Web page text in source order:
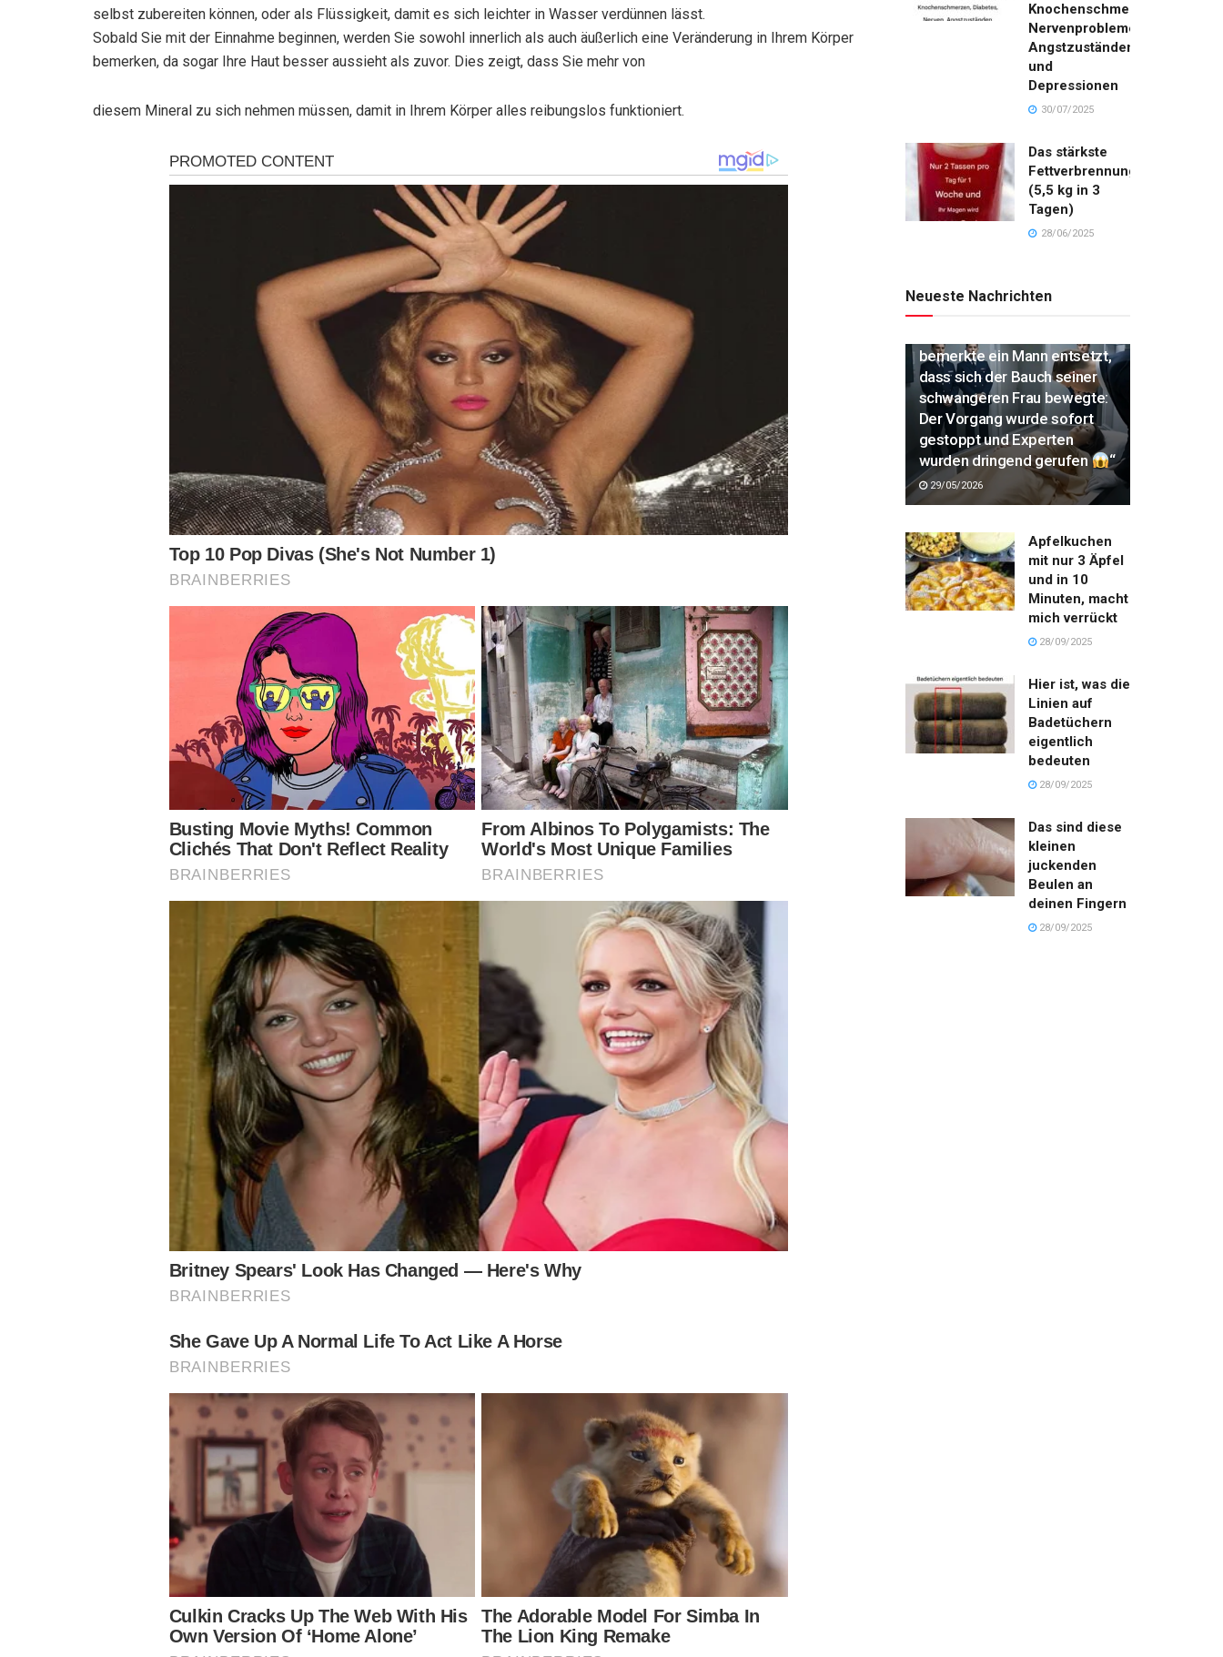
selbst zubereiten können, oder als Flüssigkeit, damit es sich leichter in Wasser verdünnen lässt.
Sobald Sie mit der Einnahme beginnen, werden Sie sowohl innerlich als auch äußerlich eine Veränderung in Ihrem Körper
bemerken, da sogar Ihre Haut besser aussieht als zuvor. Dies zeigt, dass Sie mehr von
diesem Mineral zu sich nehmen müssen, damit in Ihrem Körper alles reibungslos funktioniert.
Knochenschmerzen,
Nervenproblemen,
Angstzuständen
und
Depressionen
30/07/2025
Das stärkste
Fettverbrennungsgetränk
(5,5 kg in 3
Tagen)
28/06/2025
Neueste Nachrichten
bemerkte ein Mann entsetzt,
dass sich der Bauch seiner
schwangeren Frau bewegte:
Der Vorgang wurde sofort
gestoppt und Experten
wurden dringend gerufen
“
29/05/2026
Apfelkuchen
mit nur 3 Äpfel
und in 10
Minuten, macht
mich verrückt
28/09/2025
Hier ist, was die
Linien auf
Badetüchern
eigentlich
bedeuten
28/09/2025
Das sind diese
kleinen
juckenden
Beulen an
deinen Fingern
28/09/2025